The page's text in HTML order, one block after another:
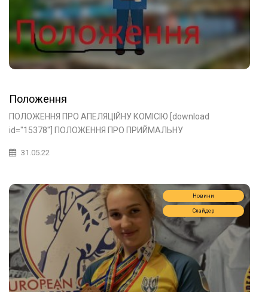
Положення
ПОЛОЖЕННЯ ПРО АПЕЛЯЦІЙНУ КОМІСІЮ [download
id="15378"] ПОЛОЖЕННЯ ПРО ПРИЙМАЛЬНУ
31.05.22
Новини
Слайдер